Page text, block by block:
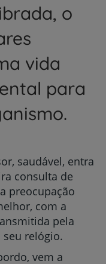
o
vida
para
saudável, entra
consulta de
preocupação
com a
pela
relógio.
vem a